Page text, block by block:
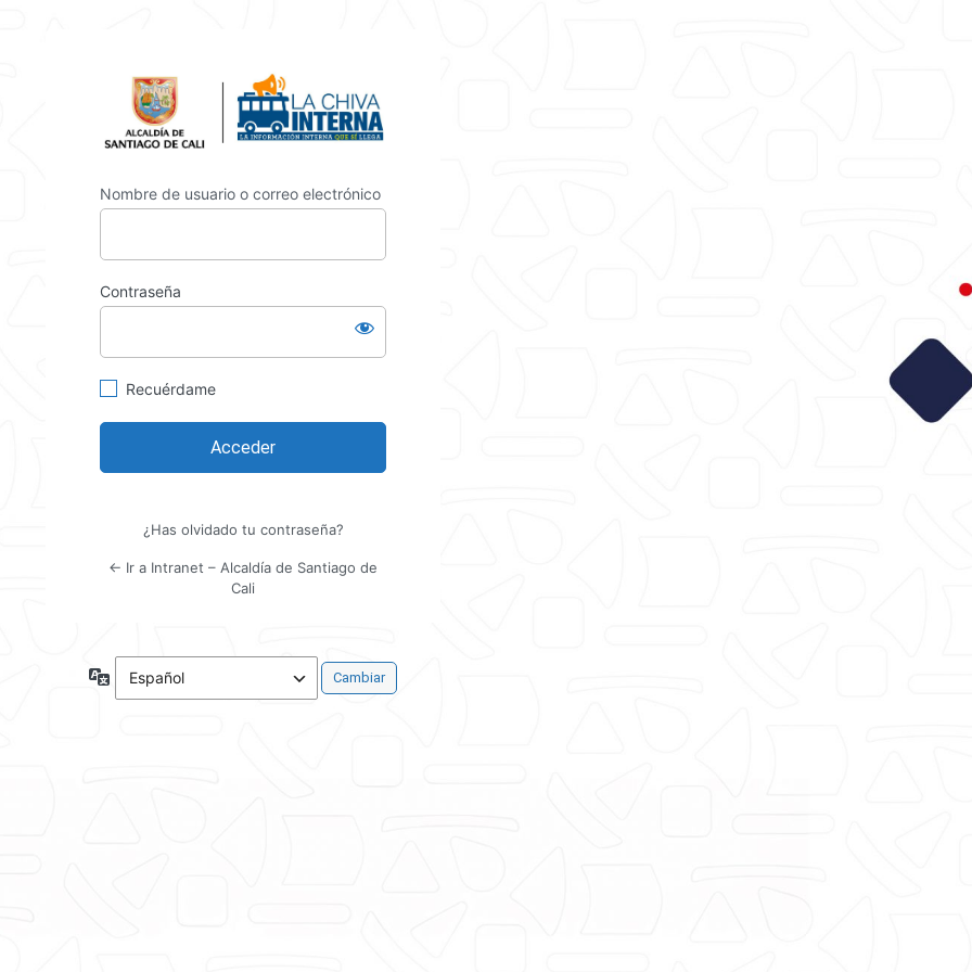
Nombre de usuario o correo electrónico
Contraseña
Recuérdame
¿Has olvidado tu contraseña?
← Ir a Intranet – Alcaldía de Santiago de
Cali
Idioma